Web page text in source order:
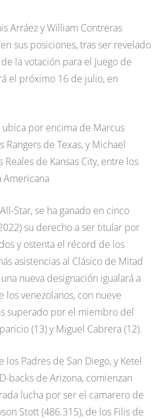
Arráez y William Contreras
sus posiciones, tras ser revelado
la votación para el Juego de
el próximo 16 de julio, en
ubica por encima de Marcus
Rangers de Texas, y Michael
Reales de Kansas City, entre los
Americana
Star, se ha ganado en cinco
su derecho a ser titular por
y ostenta el récord de los
asistencias al Clásico de Mitad
nueva designación igualará a
los venezolanos, con nueve
superado por el miembro del
(13) y Miguel Cabrera (12).
los Padres de San Diego, y Ketel
backs de Arizona, comienzan
lucha por ser el camarero de
Stott (486.315), de los Filis de